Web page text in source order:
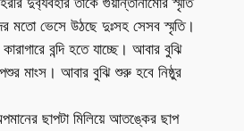
মতো ভেসে উঠছে দুঃসহ সেসব স্মৃতি।
বন্দি হতে যাচ্ছে। আবার বুঝি
মাংস। আবার বুঝি শুরু হবে নিষ্ঠুর
ছাপটা মিলিয়ে আতঙ্কের ছাপ